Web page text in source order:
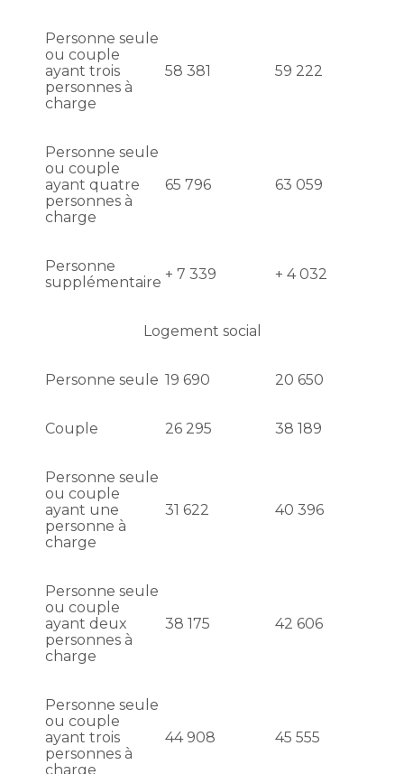
Personne seule
ou couple
ayant trois
personnes à
charge
58 381 59 222
Personne seule
ou couple
ayant quatre
personnes à
charge
65 796 63 059
Personne
supplémentaire + 7 339 + 4 032
Logement social
Personne seule 19 690 20 650
Couple 26 295 38 189
Personne seule
ou couple
ayant une
personne à
charge
31 622 40 396
Personne seule
ou couple
ayant deux
personnes à
charge
38 175 42 606
Personne seule
ou couple
ayant trois
personnes à
charge
44 908 45 555